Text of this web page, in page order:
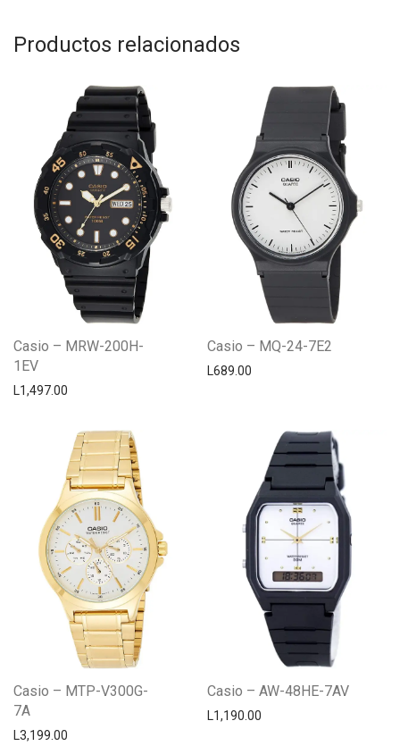
Productos relacionados
Casio – MRW-200H-
1EV
L1,497.00
Casio – MQ-24-7E2
L689.00
Casio – MTP-V300G-
7A
L3,199.00
Casio – AW-48HE-7AV
L1,190.00